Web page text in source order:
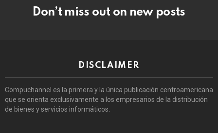
Don’t miss out on new posts
DISCLAIMER
Compuchannel es la primera y la única publicación centroamericana
que se orienta exclusivamente a los empresarios de la distribución
de bienes y servicios informáticos.